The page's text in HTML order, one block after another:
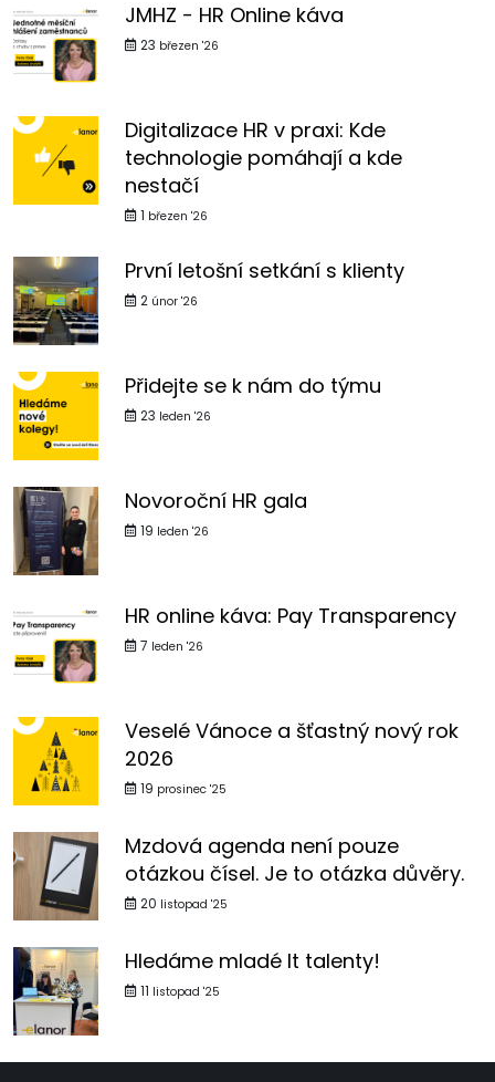
JMHZ - HR Online káva
23 březen '26
Digitalizace HR v praxi: Kde
technologie pomáhají a kde
nestačí
1 březen '26
První letošní setkání s klienty
2 únor '26
Přidejte se k nám do týmu
23 leden '26
Novoroční HR gala
19 leden '26
HR online káva: Pay Transparency
7 leden '26
Veselé Vánoce a šťastný nový rok
2026
19 prosinec '25
Mzdová agenda není pouze
otázkou čísel. Je to otázka důvěry.
20 listopad '25
Hledáme mladé It talenty!
11 listopad '25